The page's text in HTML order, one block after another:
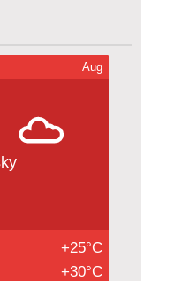
Aug
+25°C
+30°C